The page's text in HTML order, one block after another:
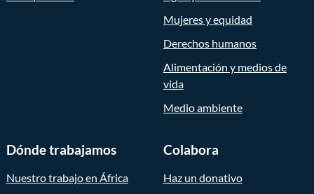
Mujeres y equidad
Derechos humanos
Alimentación y medios de
vida
Medio ambiente
Dónde trabajamos
Nuestro trabajo en África
Colabora
Haz un donativo